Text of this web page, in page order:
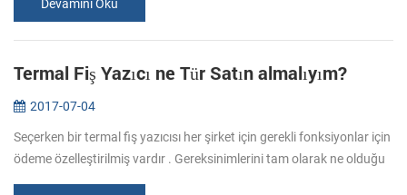
Devamını Oku
Termal Fiş Yazıcı ne Tür Satın almalıyım?
2017-07-04
Seçerken bir termal fiş yazıcısı her şirket için gerekli fonksiyonlar için
ödeme özelleştirilmiş vardır . Gereksinimlerini tam olarak ne olduğu